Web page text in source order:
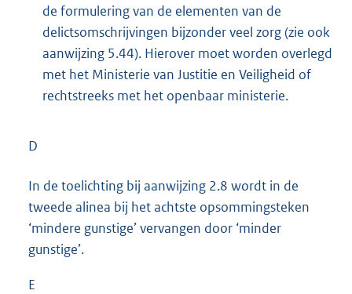
de formulering van de elementen van de
delictsomschrijvingen bijzonder veel zorg (zie ook
aanwijzing 5.44). Hierover moet worden overlegd
met het Ministerie van Justitie en Veiligheid of
rechtstreeks met het openbaar ministerie.
D
In de toelichting bij aanwijzing 2.8 wordt in de
tweede alinea bij het achtste opsommingsteken
‘mindere gunstige’ vervangen door ‘minder
gunstige’.
E